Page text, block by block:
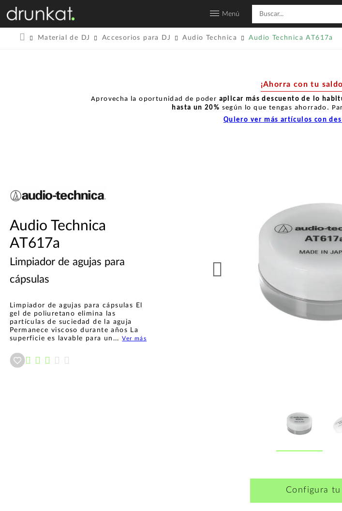
Menú
Material de DJ Accesorios para DJ Audio Technica Audio Technica AT617a
¡Ahorra con tu
Aprovecha la oportunidad de poder aplicar más descuento de lo
hasta un 20% según lo que tengas ahorrado.
Quiero ver más artículos con
Audio Technica
AT617a
Limpiador de agujas para
cápsulas
Limpiador de agujas para cápsulas El
gel de poliuretano elimina las
partículas de suciedad de la aguja
Permanece viscoso durante años La
superficie es lavable para un...Ver más
Configura tu